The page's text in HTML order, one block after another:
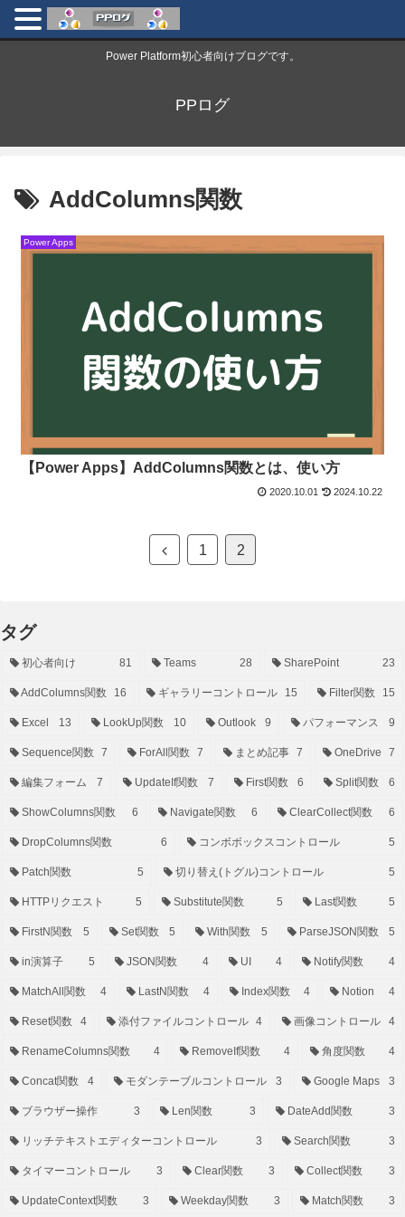
Power Platform初心者向けブログです。
PPログ
AddColumns関数
Power Apps
【Power Apps】AddColumns関数とは、使い方
2020.10.01 2024.10.22
前
1 2
タグ
初心者向け 81 Teams 28 SharePoint 23
AddColumns関数 16 ギャラリーコントロール 15 Filter関数 15
Excel 13 LookUp関数 10 Outlook 9 パフォーマンス 9
Sequence関数 7 ForAll関数 7 まとめ記事 7 OneDrive 7
編集フォーム 7 UpdateIf関数 7 First関数 6 Split関数 6
ShowColumns関数 6 Navigate関数 6 ClearCollect関数 6
DropColumns関数 6 コンボボックスコントロール 5
Patch関数 5 切り替え(トグル)コントロール 5
HTTPリクエスト 5 Substitute関数 5 Last関数 5
FirstN関数 5 Set関数 5 With関数 5 ParseJSON関数 5
in演算子 5 JSON関数 4 UI 4 Notify関数 4
MatchAll関数 4 LastN関数 4 Index関数 4 Notion 4
Reset関数 4 添付ファイルコントロール 4 画像コントロール 4
RenameColumns関数 4 RemoveIf関数 4 角度関数 4
Concat関数 4 モダンテーブルコントロール 3 Google Maps 3
ブラウザー操作 3 Len関数 3 DateAdd関数 3
リッチテキストエディターコントロール 3 Search関数 3
タイマーコントロール 3 Clear関数 3 Collect関数 3
UpdateContext関数 3 Weekday関数 3 Match関数 3